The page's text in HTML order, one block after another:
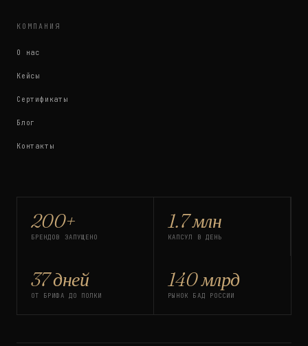
КОМПАНИЯ
О нас
Кейсы
Сертификаты
Блог
Контакты
200+
БРЕНДОВ ЗАПУЩЕНО
1.7 млн
КАПСУЛ В ДЕНЬ
37 дней
ОТ БРИФА ДО ПОЛКИ
140 млрд
РЫНОК БАД РОССИИ